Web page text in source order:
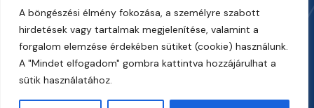
A böngészési élmény fokozása, a személyre szabott
hirdetések vagy tartalmak megjelenítése, valamint a
forgalom elemzése érdekében sütiket (cookie) használunk.
A "Mindet elfogadom" gombra kattintva hozzájárulhat a
sütik használatához.